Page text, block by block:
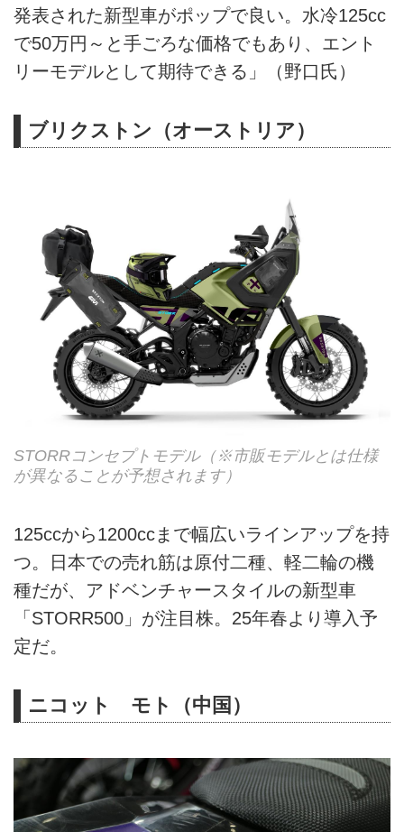
発表された新型車がポップで良い。水冷125cc
で50万円～と手ごろな価格でもあり、エント
リーモデルとして期待できる」（野口氏）
ブリクストン（オーストリア）
STORRコンセプトモデル（※市販モデルとは仕様
が異なることが予想されます）
125ccから1200ccまで幅広いラインアップを持
つ。日本での売れ筋は原付二種、軽二輪の機
種だが、アドベンチャースタイルの新型車
「STORR500」が注目株。25年春より導入予
定だ。
ニコット モト（中国）